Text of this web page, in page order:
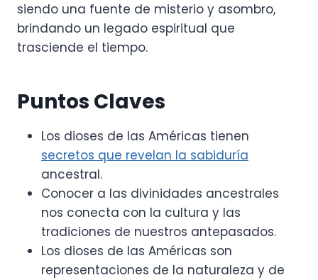
siendo una fuente de misterio y asombro,
brindando un legado espiritual que
trasciende el tiempo.
Puntos Claves
Los dioses de las Américas tienen
secretos que revelan la sabiduría
ancestral.
Conocer a las divinidades ancestrales
nos conecta con la cultura y las
tradiciones de nuestros antepasados.
Los dioses de las Américas son
representaciones de la naturaleza y de